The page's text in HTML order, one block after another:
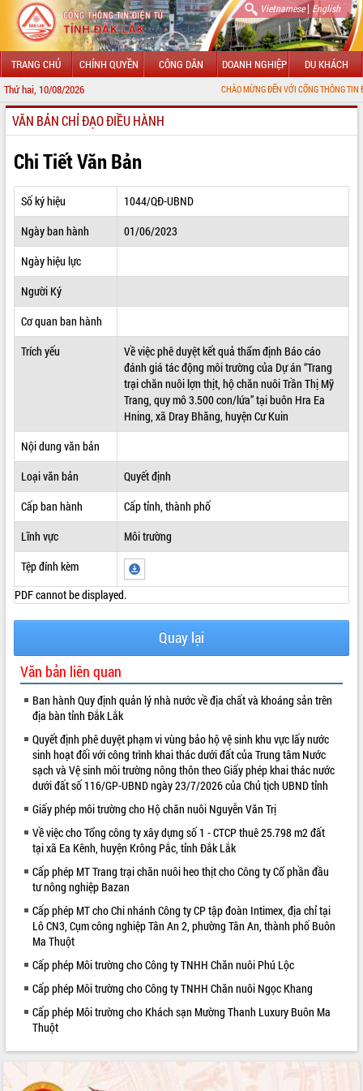
Vietnamese| English
TRANG CHỦ CHÍNH QUYỀN CÔNG DÂN DOANH NGHIỆP DU KHÁCH
Thứ hai, 10/08/2026 CHÀO MỪNG ĐẾN VỚI CỔNG THÔNG TIN ĐIỆN TỬ
GIỚI THIỆU
LÃNH ĐẠO UBND TỈNH
TIN TỨC SỰ KIỆN
SỞ, BAN, NGÀNH
THÔNG TIN CHỈ ĐẠO ĐIỀU HÀNH
HỆ THỐNG VĂN BẢN
VĂN BẢN HĐND TỈNH
VIDEO
Trailer Lễ hội Sầu riêng Đắk Lắk năm
2026
Khám bệnh, cấp phát thuốc miễn phí
và tặng quà người dân xã Cư Pui
Hội nghị UBND tỉnh Đắk Lắk thường kỳ
tháng 7/2026
Lễ truy tặng danh hiệu “Bà Mẹ Việt
Nam Anh hùng” và trao Huân chương
Lao động
ALBUM ẢNH
VĂN BẢN CHỈ ĐẠO ĐIỀU HÀNH
Chi Tiết Văn Bản
Số ký hiệu
1044/QĐ-UBND
Ngày ban hành
01/06/2023
Ngày hiệu lực
Người Ký
Cơ quan ban hành
Trích yếu
Về việc phê duyệt kết quả thẩm định Báo cáo
đánh giá tác động môi trường của Dự án “Trang
trại chăn nuôi lợn thịt, hộ chăn nuôi Trần Thị Mỹ
Trang, quy mô 3.500 con/lứa” tại buôn Hra Ea
Hning, xã Dray Bhăng, huyện Cư Kuin
Nội dung văn bản
Loại văn bản
Quyết định
Cấp ban hành
Cấp tỉnh, thành phố
Lĩnh vực
Môi trường
Tệp đính kèm
PDF cannot be displayed.
Quay lại
Văn bản liên quan
Ban hành Quy định quản lý nhà nước về địa chất và khoáng sản trên
địa bàn tỉnh Đắk Lắk
Quyết định phê duyệt phạm vi vùng bảo hộ vệ sinh khu vực lấy nước
sinh hoạt đối với công trình khai thác dưới đất của Trung tâm Nước
sạch và Vệ sinh môi trường nông thôn theo Giấy phép khai thác nước
dưới đất số 116/GP-UBND ngày 23/7/2026 của Chủ tịch UBND tỉnh
Giấy phép môi trường cho Hộ chăn nuôi Nguyễn Văn Trị
Về việc cho Tổng công ty xây dựng số 1 - CTCP thuê 25.798 m2 đất
tại xã Ea Kênh, huyện Krông Pắc, tỉnh Đắk Lắk
Cấp phép MT Trang trại chăn nuôi heo thịt cho Công ty Cổ phần đầu
tư nông nghiệp Bazan
Cấp phép MT cho Chi nhánh Công ty CP tập đoàn Intimex, địa chỉ tại
Lô CN3, Cụm công nghiệp Tân An 2, phường Tân An, thành phố Buôn
Ma Thuột
Cấp phép Môi trường cho Công ty TNHH Chăn nuôi Phú Lộc
Cấp phép Môi trường cho Công ty TNHH Chăn nuôi Ngọc Khang
Cấp phép Môi trường cho Khách sạn Mường Thanh Luxury Buôn Ma
Thuột